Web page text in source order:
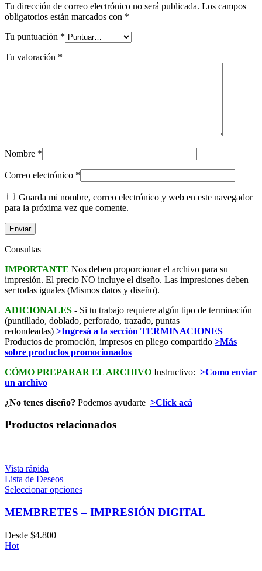
Tu dirección de correo electrónico no será publicada. Los campos
obligatorios están marcados con *
Tu puntuación *
Tu valoración *
Nombre *
Correo electrónico *
Guarda mi nombre, correo electrónico y web en este navegador
para la próxima vez que comente.
Consultas
IMPORTANTE Nos deben proporcionar el archivo para su
impresión. El precio NO incluye el diseño. Las impresiones deben
ser todas iguales (Mismos datos y diseño).
ADICIONALES - Si tu trabajo requiere algún tipo de terminación
(puntillado, doblado, perforado, trazado, puntas
redondeadas) >Ingresá a la sección TERMINACIONES
Productos de promoción, impresos en pliego compartido >Más
sobre productos promocionados
CÓMO PREPARAR EL ARCHIVO Instructivo: >Como enviar
un archivo
¿No tenes diseño? Podemos ayudarte >Click acá
Productos relacionados
Vista rápida
Lista de Deseos
Seleccionar opciones
MEMBRETES – IMPRESIÓN DIGITAL
Desde $4.800
Hot